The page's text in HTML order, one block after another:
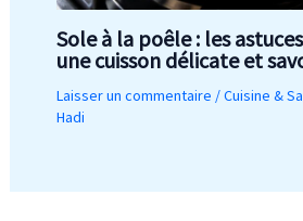
Sole à la poêle : les
une cuisson délicate et
Laisser un commentaire /Cuisine &
Hadi